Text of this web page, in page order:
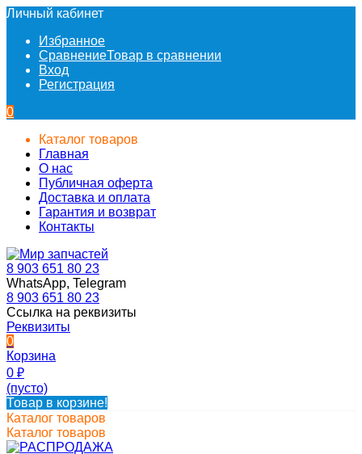
Личный кабинет
Избранное
СравнениеТовар в сравнении
Вход
Регистрация
0
Каталог товаров
Главная
О нас
Публичная оферта
Доставка и оплата
Гарантия и возврат
Контакты
8 903 651 80 23
WhatsApp, Telegram
8 903 651 80 23
Ссылка на реквизиты
Реквизиты
0
Корзина
0 ₽
(пусто)
Товар в корзине!
Каталог товаров
Каталог товаров